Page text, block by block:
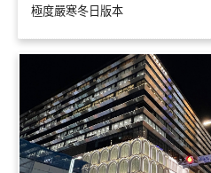
極度嚴寒冬日版本